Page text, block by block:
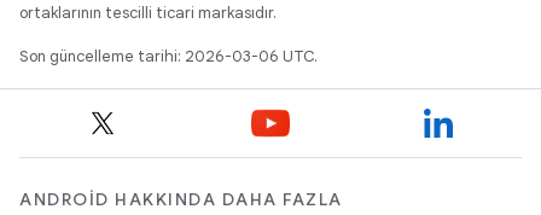
ortaklarının tescilli ticari markasıdır.
Son güncelleme tarihi: 2026-03-06 UTC.
ANDROID HAKKINDA DAHA FAZLA